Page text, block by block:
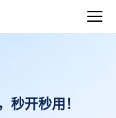
秒开秒用！